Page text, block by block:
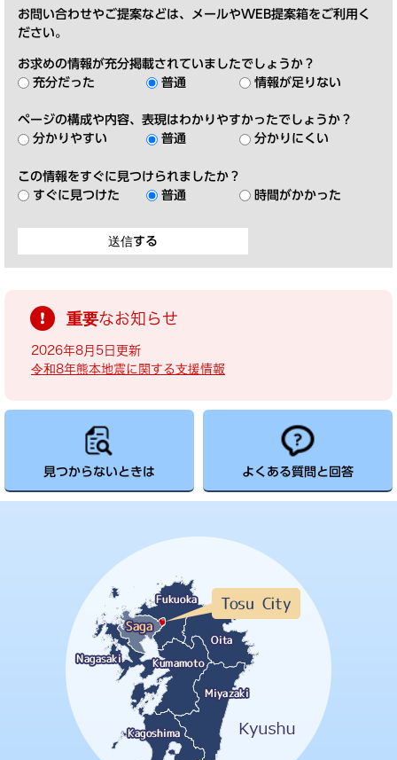
お問い合わせやご提案などは、メールやWEB提案箱をご利用く
ださい。
お求めの情報が充分掲載されていましたでしょうか？
充分だった
普通 情報が足りない
ページの構成や内容、表現はわかりやすかったでしょうか？
分かりやすい
普通 分かりにくい
この情報をすぐに見つけられましたか？
すぐに見つけた
普通 時間がかかった
重要なお知らせ
2026年8月5日更新
令和8年熊本地震に関する支援情報
見つからないときは よくある質問と回答